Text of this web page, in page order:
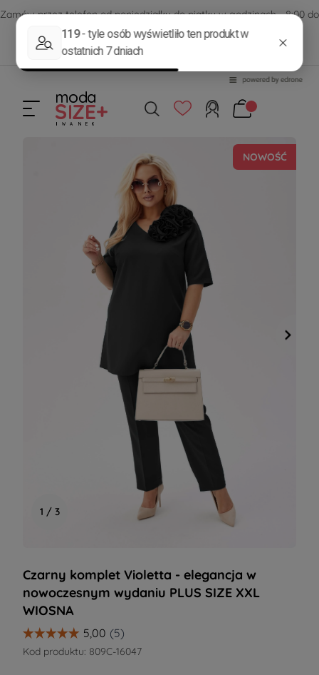
Zamów przez telefon od poniedziałku do piątku w godzinach - 8:00 do
15:00
570 390 351
sklep@modasizeplus.pl
NOWOŚĆ
1 / 3
Czarny komplet Violetta - elegancja w
nowoczesnym wydaniu PLUS SIZE XXL
WIOSNA
Kod produktu: 809C-16047